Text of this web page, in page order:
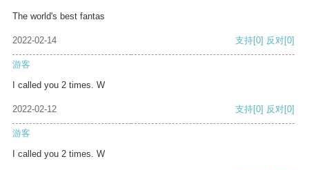
The world's best fantas
2022-02-14 支持[0] 反对[0]
游客
I called you 2 times. W
2022-02-12 支持[0] 反对[0]
游客
I called you 2 times. W